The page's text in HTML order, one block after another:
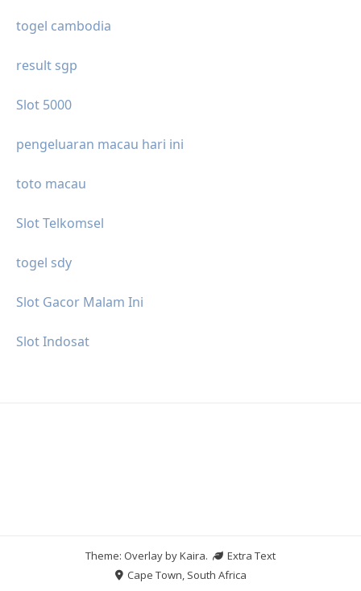
togel cambodia
result sgp
Slot 5000
pengeluaran macau hari ini
toto macau
Slot Telkomsel
togel sdy
Slot Gacor Malam Ini
Slot Indosat
Theme: Overlay byKaira.
Extra Text
Cape Town, South Africa